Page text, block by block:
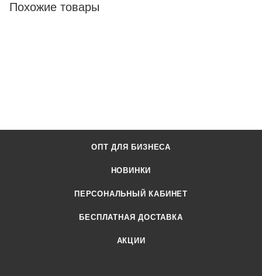
Похожие товары
ОПТ ДЛЯ БИЗНЕСА
НОВИНКИ
ПЕРСОНАЛЬНЫЙ КАБИНЕТ
БЕСПЛАТНАЯ ДОСТАВКА
АКЦИИ